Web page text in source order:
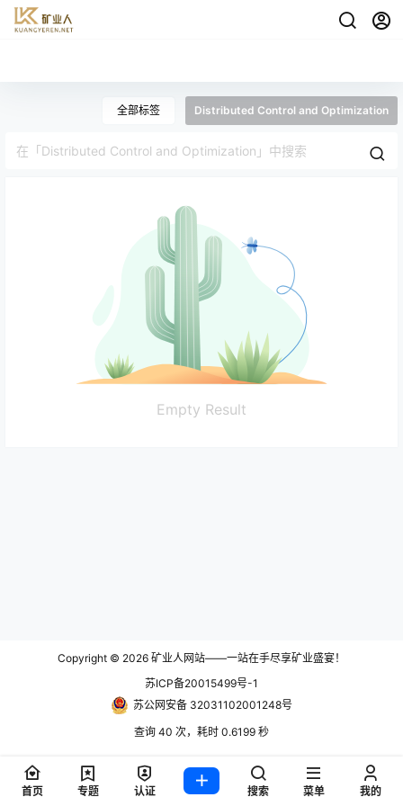
全部标签 Distributed Control and Optimization
Empty Result
Copyright © 2026 矿业人网站——一站在手尽享矿业盛宴！
苏ICP备20015499号-1
苏公网安备 32031102001248号
查询 40 次，耗时 0.6199 秒
首页 专题 认证 搜索 菜单 我的